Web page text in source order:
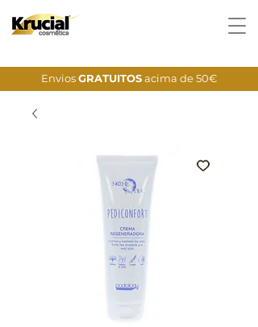
EnviosGRATUITOSacima de 50€